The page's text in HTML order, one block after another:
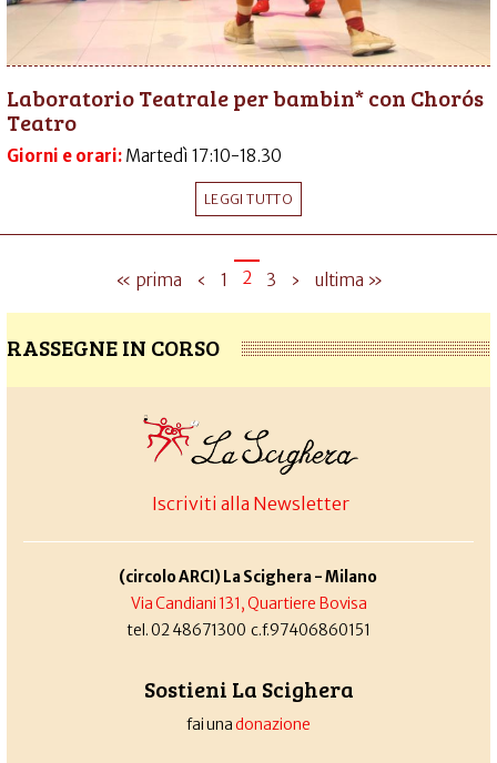
Laboratorio Teatrale per bambin* con Chorós
Teatro
Giorni e orari: Martedì 17:10-18.30
LEGGI TUTTO
« prima ‹ 1 2 3 › ultima »
RASSEGNE IN CORSO
Iscriviti alla Newsletter
(circolo ARCI) La Scighera - Milano
Via Candiani 131, Quartiere Bovisa
tel. 02 48671300 c.f.97406860151
Sostieni La Scighera
fai unadonazione